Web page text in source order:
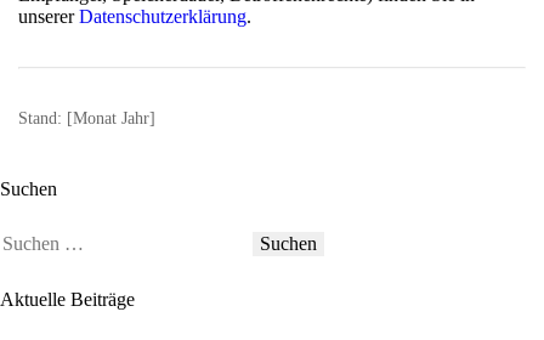
unsererDatenschutzerklärung.
Stand: [Monat Jahr]
Suchen
Aktuelle Beiträge